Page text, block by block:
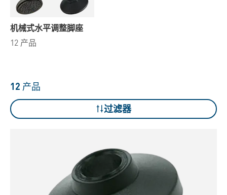
机械式水平调整脚座
12 产品
12 产品
过滤器